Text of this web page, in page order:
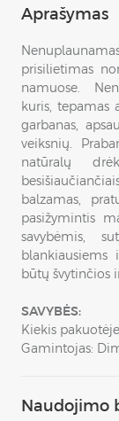
Aprašymas
prisilietimas
namuose.
kuris,
garbanas,
veiksnių.
natūralų
balzamas,
pasižymintis
savybėmis,
blankiausiems
būtų švytinčios
SAVYBĖS:
Kiekis
Gamintojas:
Naudojimo